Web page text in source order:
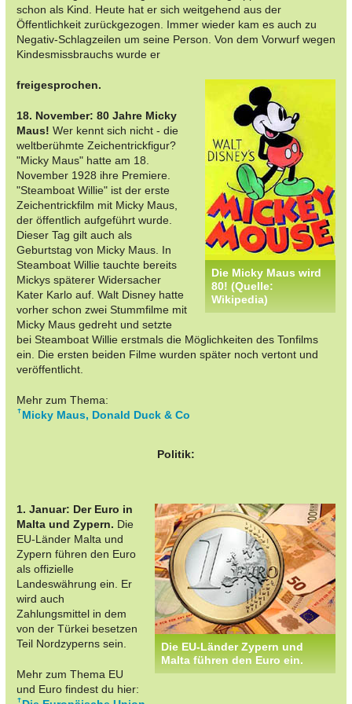
schon als Kind. Heute hat er sich weitgehend aus der
Öffentlichkeit zurückgezogen. Immer wieder kam es auch zu
Negativ-Schlagzeilen um seine Person. Von dem Vorwurf wegen
Kindesmissbrauchs wurde er
Die Micky Maus wird
80! (Quelle:
Wikipedia)
freigesprochen.
18. November: 80 Jahre Micky
Maus! Wer kennt sich nicht - die
weltberühmte Zeichentrickfigur?
"Micky Maus" hatte am 18.
November 1928 ihre Premiere.
"Steamboat Willie" ist der erste
Zeichentrickfilm mit Micky Maus,
der öffentlich aufgeführt wurde.
Dieser Tag gilt auch als
Geburtstag von Micky Maus. In
Steamboat Willie tauchte bereits
Mickys späterer Widersacher
Kater Karlo auf. Walt Disney hatte
vorher schon zwei Stummfilme mit
Micky Maus gedreht und setzte
bei Steamboat Willie erstmals die Möglichkeiten des Tonfilms
ein. Die ersten beiden Filme wurden später noch vertont und
veröffentlicht.
Mehr zum Thema:
Micky Maus, Donald Duck & Co
Politik:
Die EU-Länder Zypern und
Malta führen den Euro ein.
1. Januar: Der Euro in
Malta und Zypern. Die
EU-Länder Malta und
Zypern führen den Euro
als offizielle
Landeswährung ein. Er
wird auch
Zahlungsmittel in dem
von der Türkei besetzen
Teil Nordzyperns sein.
Mehr zum Thema EU
und Euro findest du hier: